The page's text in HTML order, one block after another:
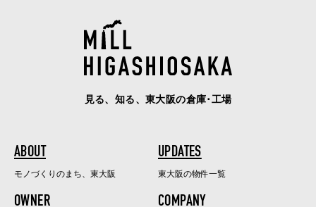
見る、知る、東大阪の倉庫･工場
ABOUT
モノづくりのまち、東大阪
UPDATES
東大阪の物件一覧
OWNER COMPANY